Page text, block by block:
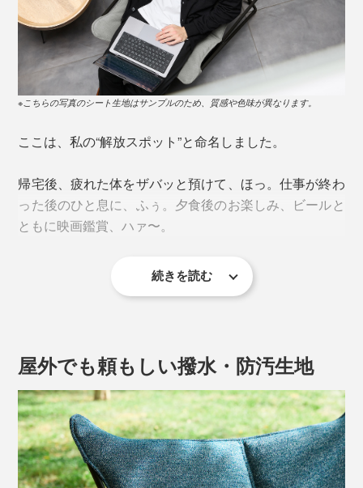
※こちらの写真のシート生地はサンプルのため、質感や色味が異なります。
ここは、私の“解放スポット”と命名しました。
帰宅後、疲れた体をザバッと預けて、ほっ。仕事が終わ
った後のひと息に、ふぅ。夕食後のお楽しみ、ビールと
ともに映画鑑賞、ハァ〜。
※こちらの写真のシート生地はサンプルのため、質感や色味が異なります。
安定感のあるハンモックのような、なんとも心地いいフ
続きを読む
屋外でも頼もしい撥水・防汚生地